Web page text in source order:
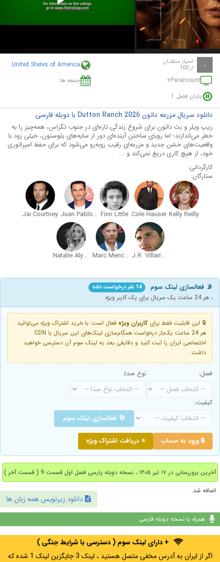
Play
Video
- امتیاز منتقدان
از 100
United States of America
Paramount+
جمعه ها
پایان فصل 1
دانلود سریال مزرعه داتون Dutton Ranch 2026 با دوبله فارسی
ریپ ویلر و بث داتون برای شروع زندگی تازه‌ای در جنوب تگزاس، همه‌چیز را به
خطر می‌اندازند؛ اما رویای ساختن آینده‌ای دور از سایه‌های یلوستون، خیلی زود با
واقعیت‌های خشن جدید و مزرعه‌ای رقیب روبه‌رو می‌شود که برای حفظ امپراتوری
خود، از هیچ کاری دریغ نمی‌کند و ...
کارگردانی:
ستارگان:
Kelly Reilly
Cole Hauser
Finn Little
Juan Pablo Raba
Jai Courtney
J.R. Villarreal
Marc Menchaca
Natalie Alyn Lind
📡 فعالسازی لینک سوم 14 نفر درخواست داده
، هر 24 ساعت یک سریال برای یک کاربر ویژه
🔒 این قابلیت فقط برای کاربران ویژه فعال است. با خرید اشتراک ویژه می‌توانید
هر 24 ساعت یک‌بار درخواست همگام‌سازی لینک‌های این سریال با CDN
اختصاصی ایران را ثبت کنید و دقایقی بعد به لینک سوم آن دسترسی خواهید
داشت
فصل: نوع صدا:
کیفیت:
🔄 فعالسازی لینک سوم
🔒 ورود به حساب ⭐ دریافت اشتراک ویژه
آخرین بروزرسانی در ۱۷ تیر ۱۴۰۵ ، نسخه دوبله پارسی فصل اول قسمت 9 ( قسمت آخر )
اضافه شد.
دانلود زیرنویس همه زبان ها
همراه با نسخه دوبله فارسی
+ دارای لینک سوم ( دسترسی با شرایط جنگی )
اگر از ایران به آدرس مخفی متصل هستید ، لینک 3 جایگزین لینک 1 شده که